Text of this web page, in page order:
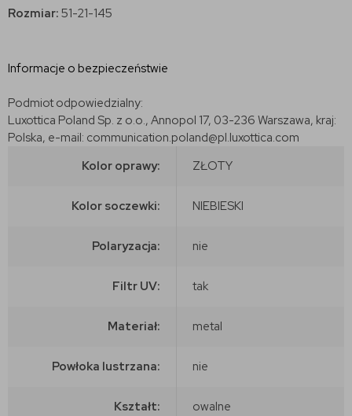
Rozmiar: 51-21-145
Informacje o bezpieczeństwie
Podmiot odpowiedzialny:
Luxottica Poland Sp. z o.o., Annopol 17, 03-236 Warszawa, kraj:
Polska, e-mail: communication.poland@pl.luxottica.com
Kolor oprawy:
ZŁOTY
Kolor soczewki: NIEBIESKI
Polaryzacja: nie
Filtr UV: tak
Materiał: metal
Powłoka lustrzana: nie
Kształt: owalne